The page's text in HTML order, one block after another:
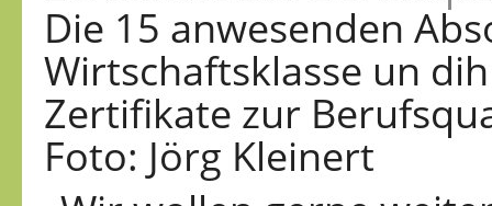
Die 15 anwesenden
Wirtschaftsklasse un
Zertifikate zur
Foto: Jörg Kleinert